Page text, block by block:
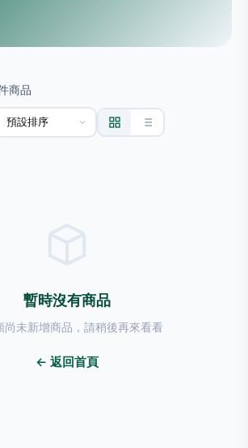
商品
暫時沒有商品
尚未新增商品，請稍後再來看看
← 返回首頁